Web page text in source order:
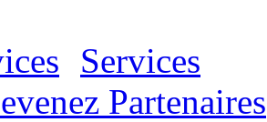
Services
Partenaires